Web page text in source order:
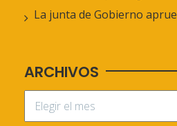
La junta de Gobierno
ARCHIVOS